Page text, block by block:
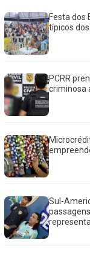
Festa dos
típicos
PCRR
criminosa
Sul-